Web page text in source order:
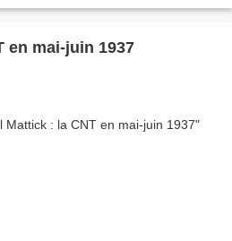
en mai-juin 1937